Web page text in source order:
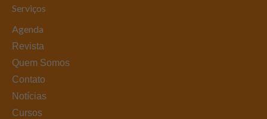
Serviços
Agenda
Revista
Quem Somos
Contato
Notícias
Cursos